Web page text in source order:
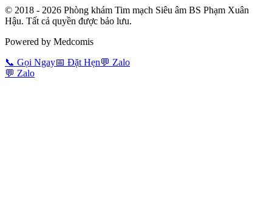
© 2018 - 2026 Phòng khám Tim mạch Siêu âm BS Phạm Xuân
Hậu. Tất cả quyền được bảo lưu.
Powered by Medcomis
📞 Gọi Ngay📅 Đặt Hẹn💬 Zalo
💬 Zalo